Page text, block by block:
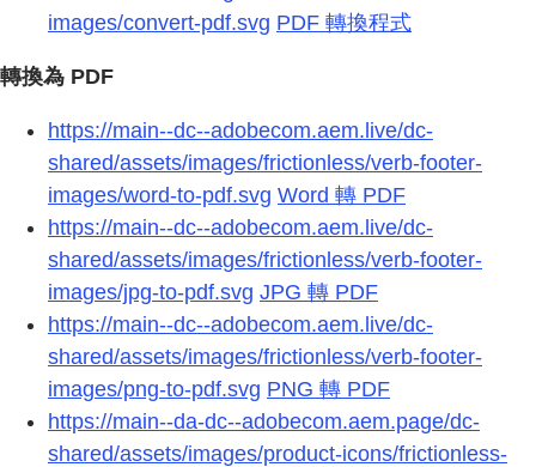
images/convert-pdf.svg PDF 轉換程式
轉換為 PDF
https://main--dc--adobecom.aem.live/dc-
shared/assets/images/frictionless/verb-footer-
images/word-to-pdf.svg Word 轉 PDF
https://main--dc--adobecom.aem.live/dc-
shared/assets/images/frictionless/verb-footer-
images/jpg-to-pdf.svg JPG 轉 PDF
https://main--dc--adobecom.aem.live/dc-
shared/assets/images/frictionless/verb-footer-
images/png-to-pdf.svg PNG 轉 PDF
https://main--da-dc--adobecom.aem.page/dc-
shared/assets/images/product-icons/frictionless-